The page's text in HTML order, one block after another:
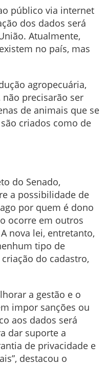
público via internet
dos dados será
Atualmente,
no país, mas
agropecuária,
precisarão ser
de animais que se
criados como de
do Senado,
a possibilidade de
por quem é dono
ocorre em outros
nova lei, entretanto,
tipo de
do cadastro,
a gestão e o
impor sanções ou
aos dados será
dar suporte a
de privacidade e
destacou o